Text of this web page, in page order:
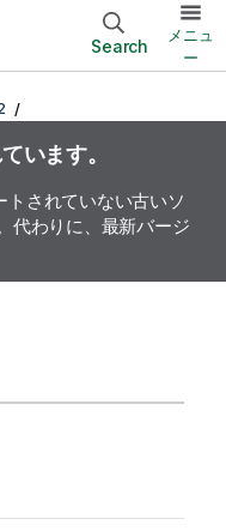
Search
メニュ
ー
います。
トされていない古いソ
代わりに、最新バージ